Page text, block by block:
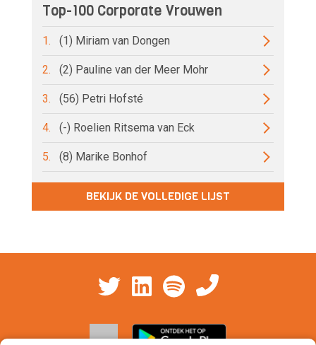
Top-100 Corporate Vrouwen
1. (1) Miriam van Dongen
2. (2) Pauline van der Meer Mohr
3. (56) Petri Hofsté
4. (-) Roelien Ritsema van Eck
5. (8) Marike Bonhof
BEKIJK DE VOLLEDIGE LIJST